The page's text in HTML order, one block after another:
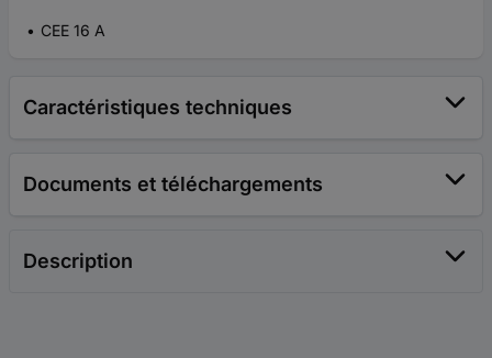
CEE 16 A
Caractéristiques techniques
Documents et téléchargements
Description